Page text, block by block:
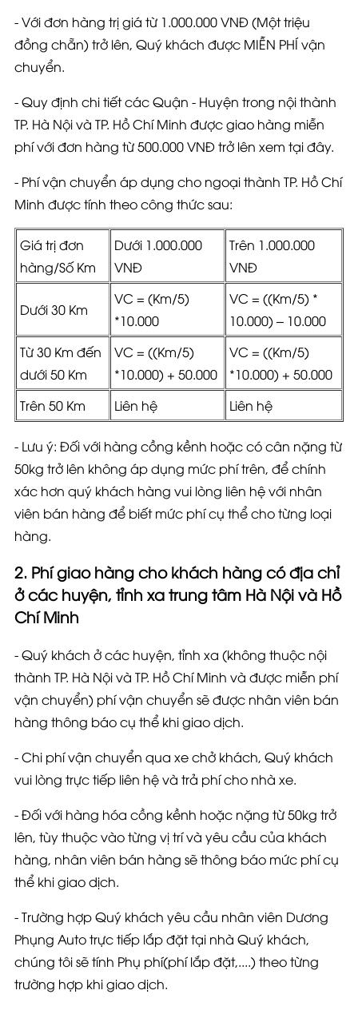
- Với đơn hàng trị giá từ 1.000.000 VNĐ(Một triệu
đồng chẵn)trở lên, Quý khách được MIỄN PHÍ vận
chuyển.
- Quy định chi tiết các Quận - Huyện trong nội thành
TP. Hà Nội và TP. Hồ Chí Minh được giao hàng miễn
phí với đơn hàng từ500.000 VNĐtrở lên xem tại đây.
- Phí vận chuyển áp dụng cho ngoại thành TP. Hồ Chí
Minh được tính theo công thức sau:
Giá trị đơn
hàng/Số Km
Dưới 1.000.000
VNĐ
Trên 1.000.000
VNĐ
Dưới 30 Km
VC = (Km/5)
*10.000
VC = ((Km/5) *
10.000) – 10.000
Từ 30 Km đến
dưới 50 Km
VC = ((Km/5)
*10.000) + 50.000
VC = ((Km/5)
*10.000) + 50.000
Trên 50 Km
Liên hệ Liên hệ
- Lưu ý: Đối với hàng cồng kềnh hoặc có cân nặng từ
50kg trở lên không áp dụng mức phí trên, để chính
xác hơn quý khách hàng vui lòng liên hệ với nhân
viên bán hàng để biết mức phí cụ thể cho từng loại
hàng.
2. Phí giao hàng cho khách hàng có địa chỉ
ở các huyện, tỉnh xa trung tâm Hà Nội và Hồ
Chí Minh
- Quý khách ở các huyện, tỉnh xa (không thuộc nội
thành TP. Hà Nội và TP. Hồ Chí Minh và được miễn phí
vận chuyển)phí vận chuyển sẽ được nhân viên bán
hàng thông báo cụ thể khi giao dịch.
- Chi phí vận chuyển qua xe chở khách, Quý khách
vui lòng trực tiếp liên hệ và trả phí cho nhà xe.
- Đối với hàng hóa cồng kềnh hoặc nặng từ 50kg trở
lên, tùy thuộc vào từng vị trí và yêu cầu của khách
hàng, nhân viên bán hàng sẽ thông báo mức phí cụ
thể khi giao dịch.
- Trường hợp Quý khách yêu cầu nhân viên Dương
Phụng Auto trực tiếp lắp đặt tại nhà Quý khách,
chúng tôi sẽ tính Phụ phí(phí lắp đặt,....)theo từng
trường hợp khi giao dịch.